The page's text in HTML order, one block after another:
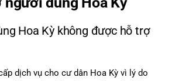
Hoa Kỳ không được hỗ trợ
dịch vụ cho cư dân Hoa Kỳ vì lý do